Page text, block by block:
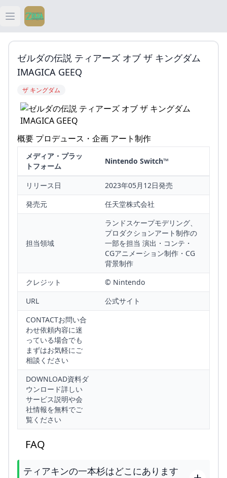
Open main menu
ティアキン
ゼルダの伝説 ティアーズ オブ ザ キングダム
IMAGICA GEEQ
ザ キングダム
概要 プロデュース・企画 アート制作
メディア・プラッ
トフォーム
Nintendo Switch™
リリース日
2023年05月12日発売
発売元
任天堂株式会社
担当領域
ランドスケープモデリング、
プロダクションアート制作の
一部を担当 演出・コンテ・
CGアニメーション制作・CG
背景制作
クレジット
© Nintendo
URL
公式サイト
CONTACTお問い合
わせ依頼内容に迷
っている場合でも
まずはお気軽にご
相談ください
DOWNLOAD資料ダ
ウンロード詳しい
サービス説明や会
社情報を無料でご
覧ください
FAQ
ティアキンの一本杉はどこにあります